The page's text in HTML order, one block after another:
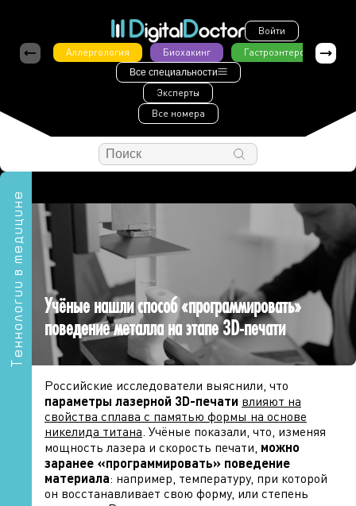
Войти
Аллергология
Биохакинг Гастроэнтерология
Все специальности
Эксперты
Все номера
Технологии в медицине
Учёные нашли способ «программировать»
поведение металла на этапе 3D-печати
Российские исследователи выяснили, что
параметры лазерной 3D-печати влияют на
свойства сплава с памятью формы на основе
никелида титана. Учёные показали, что, изменяя
мощность лазера и скорость печати, можно
заранее «программировать» поведение
материала: например, температуру, при которой
он восстанавливает свою форму, или степень